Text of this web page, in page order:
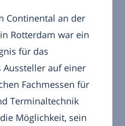
Continental an der
Rotterdam war ein
für das
Aussteller auf einer
Fachmessen für
Terminaltechnik
Möglichkeit, sein